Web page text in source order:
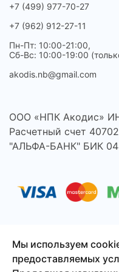
+7 (499) 977-70-27
+7 (962) 912-27-11
Пн-Пт: 10:00-21:00,
Сб-Вс: 10:00-19:00
akodis.nb@gmail.com
ООО «НПК Акодис»
Расчетный счет
"АЛЬФА-БАНК" БИК
© 2026 Акодис -
Мы используем
предоставляемых